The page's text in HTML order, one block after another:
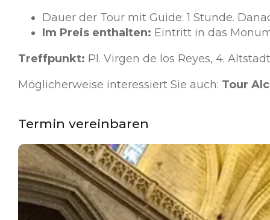
Dauer der Tour mit Guide: 1 Stunde.
Im Preis enthalten: Eintritt in das
Treffpunkt: Pl. Virgen de los Reyes, 4.
Möglicherweise interessiert Sie auch: Tour
Termin vereinbaren